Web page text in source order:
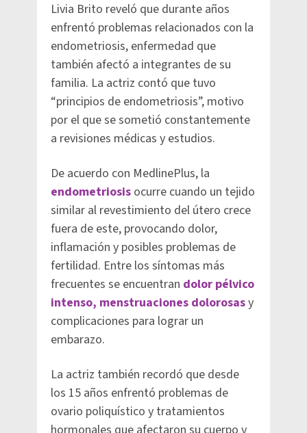
Livia Brito reveló que durante años
enfrentó problemas relacionados con la
endometriosis, enfermedad que
también afectó a integrantes de su
familia. La actriz contó que tuvo
“principios de endometriosis”, motivo
por el que se sometió constantemente
a revisiones médicas y estudios.
De acuerdo con MedlinePlus, la
endometriosis ocurre cuando un tejido
similar al revestimiento del útero crece
fuera de este, provocando dolor,
inflamación y posibles problemas de
fertilidad. Entre los síntomas más
frecuentes se encuentran dolor pélvico
intenso, menstruaciones dolorosasy
complicaciones para lograr un
embarazo.
La actriz también recordó que desde
los 15 años enfrentó problemas de
ovario poliquístico y tratamientos